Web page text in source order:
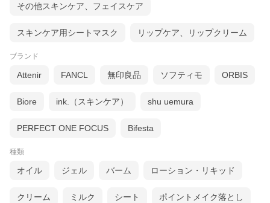
その他スキンケア、フェイスケア
スキンケア用シートマスク リップケア、リップクリーム
ブランド
Attenir FANCL 無印良品 ソフティモ ORBIS
Biore ink.（スキンケア） shu uemura
PERFECT ONE FOCUS Bifesta
種類
オイル ジェル バーム ローション・リキッド
クリーム ミルク シート ポイントメイク落とし